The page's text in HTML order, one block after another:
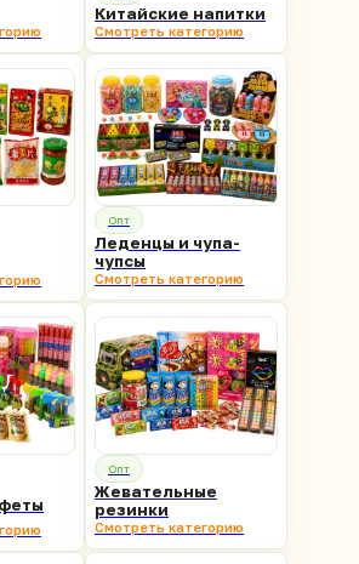
Китайские напитки
Смотреть категорию
Опт
Леденцы и чупа-
чупсы
Смотреть категорию
Опт
Жевательные
резинки
Смотреть категорию